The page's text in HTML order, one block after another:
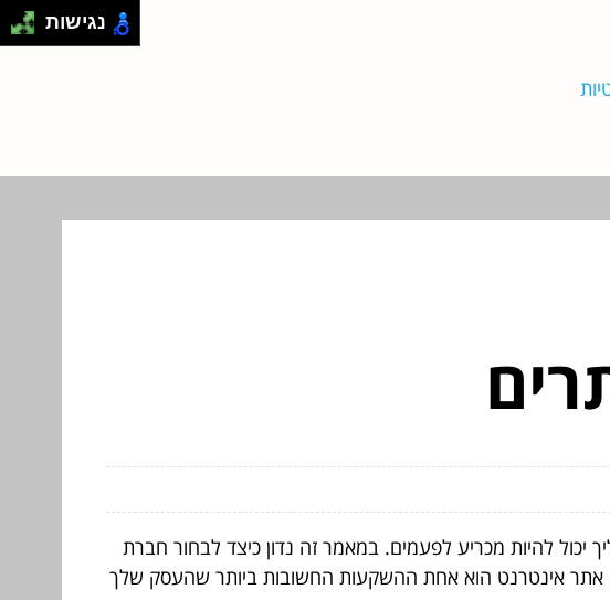
להיות מכריע לפעמים. במאמר זה נדון כיצד לבחור חברת
אתר אינטרנט הוא אחת ההשקעות החשובות ביותר שהעסק שלך
נגישות